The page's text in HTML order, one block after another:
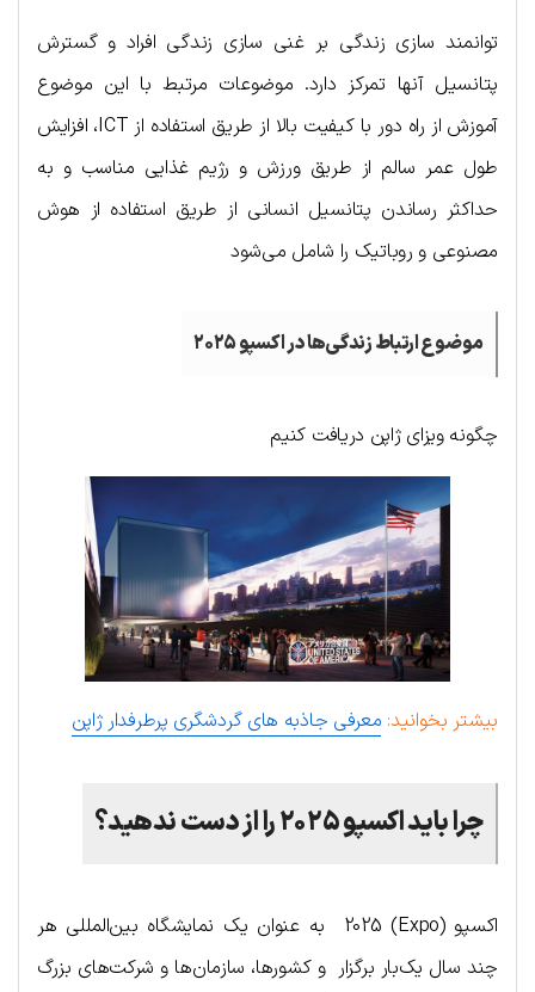
توانمند سازی زندگی بر غنی سازی زندگی افراد و گسترش
پتانسیل آنها تمرکز دارد. موضوعات مرتبط با این موضوع
آموزش از راه دور با کیفیت بالا از طریق استفاده از ICT، افزایش
طول عمر سالم از طریق ورزش و رژیم غذایی مناسب و به
حداکثر رساندن پتانسیل انسانی از طریق استفاده از هوش
مصنوعی و روباتیک را شامل می‌شود
موضوع ارتباط زندگی‌ها در اکسپو ۲۰۲۵
چگونه ویزای ژاپن دریافت کنیم
بیشتر بخوانید: معرفی جاذبه‌ های گردشگری پرطرفدار ژاپن
چرا باید اکسپو ۲۰۲۵ را از دست ندهید؟
اکسپو (Expo) 2025 به عنوان یک نمایشگاه بین‌المللی هر
چند سال یک‌بار برگزار و کشورها، سازمان‌ها و شرکت‌های بزرگ